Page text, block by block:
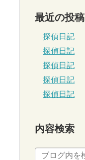
最近の投稿
探偵日記
探偵日記
探偵日記
探偵日記
探偵日記
内容検索